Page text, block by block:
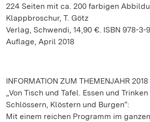
224 Seiten mit ca. 200 farbigen
Klappbroschur, T. Götz
Verlag, Schwendi, 14,90 €. ISBN 978-3-
Auflage, April 2018
INFORMATION ZUM THEMENJAHR 2018
„Von Tisch und Tafel. Essen und
Schlössern, Klöstern und Burgen“:
Mit einem reichen Programm im